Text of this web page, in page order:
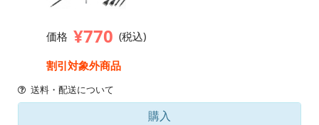
価格 ¥770 (税込)
割引対象外商品
送料・配送について
購入